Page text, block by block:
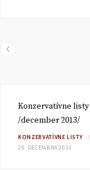
Konzervatívne listy
/december 2013/
KONZERVATÍVNE LISTY
20. DECEMBRA 2013